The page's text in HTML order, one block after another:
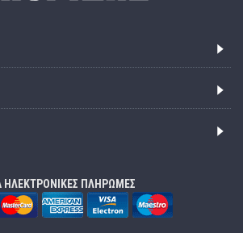
ΗΛΕΚΤΡΟΝΙΚΕΣ ΠΛΗΡΩΜΕΣ